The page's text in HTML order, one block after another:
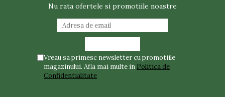
Nu rata ofertele si promotiile noastre
Vreau sa primesc newsletter cu promotiile
magazinului. Afla mai multe in Politica de
Confidentialitate